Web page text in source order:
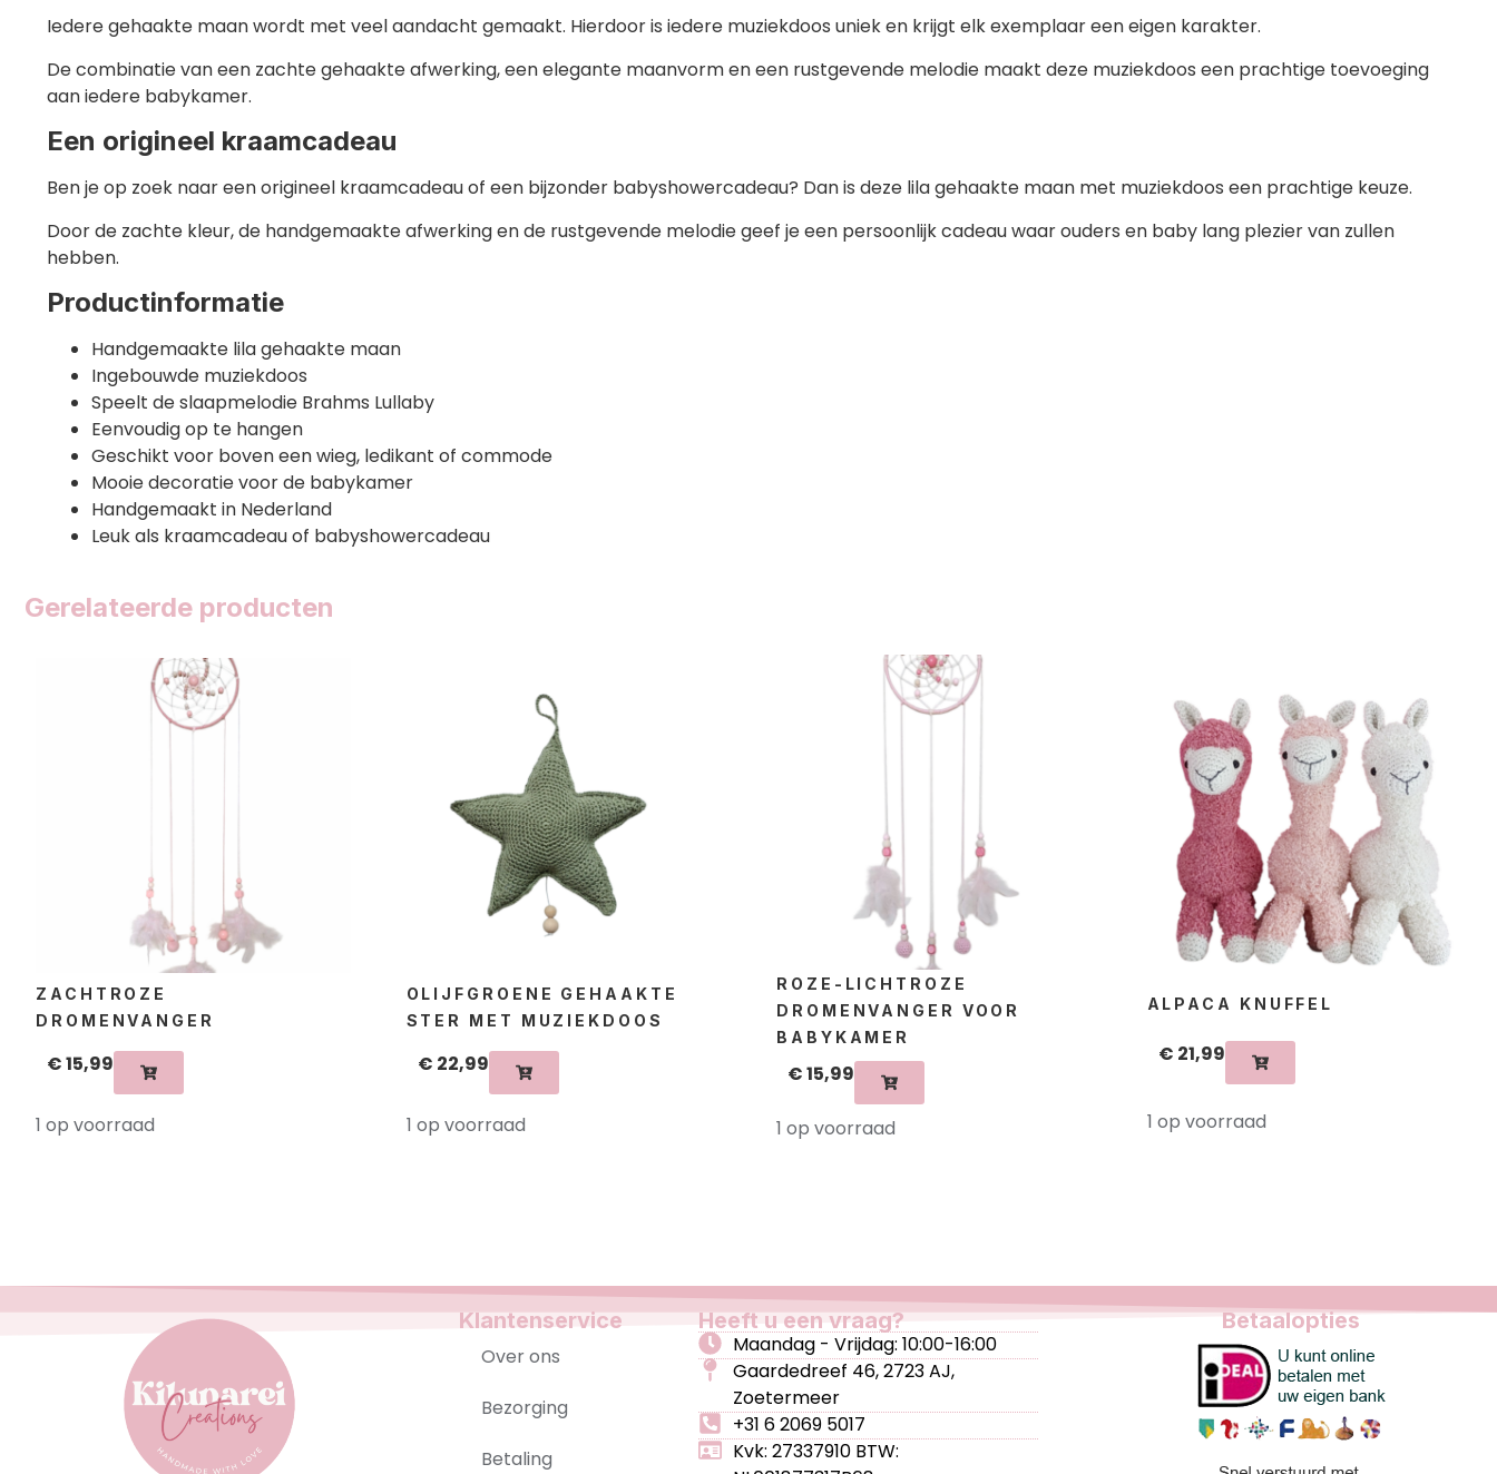
Iedere gehaakte maan wordt met veel aandacht gemaakt. Hierdoor is iedere muziekdoos uniek en krijgt elk exemplaar een eigen karakter.
De combinatie van een zachte gehaakte afwerking, een elegante maanvorm en een rustgevende melodie maakt deze muziekdoos een prachtige toevoeging
aan iedere babykamer.
Een origineel kraamcadeau
Ben je op zoek naar een origineel kraamcadeau of een bijzonder babyshowercadeau? Dan is deze lila gehaakte maan met muziekdoos een prachtige keuze.
Door de zachte kleur, de handgemaakte afwerking en de rustgevende melodie geef je een persoonlijk cadeau waar ouders en baby lang plezier van zullen
hebben.
Productinformatie
Handgemaakte lila gehaakte maan
Ingebouwde muziekdoos
Speelt de slaapmelodie Brahms Lullaby
Eenvoudig op te hangen
Geschikt voor boven een wieg, ledikant of commode
Mooie decoratie voor de babykamer
Handgemaakt in Nederland
Leuk als kraamcadeau of babyshowercadeau
Gerelateerde producten
ZACHTROZE
DROMENVANGER
€15,99
1 op voorraad
OLIJFGROENE GEHAAKTE
STER MET MUZIEKDOOS
€ 22,99
1 op voorraad
ROZE-LICHTROZE
DROMENVANGER VOOR
BABYKAMER
€15,99
1 op voorraad
ALPACA KNUFFEL
€ 21,99
1 op voorraad
Klantenservice
Over ons
Bezorging
Betaling
Heeft u een vraag?
Maandag - Vrijdag: 10:00-16:00
Gaardedreef 46, 2723 AJ,
Zoetermeer
+31 6 2069 5017
Kvk: 27337910 BTW:
Betaalopties